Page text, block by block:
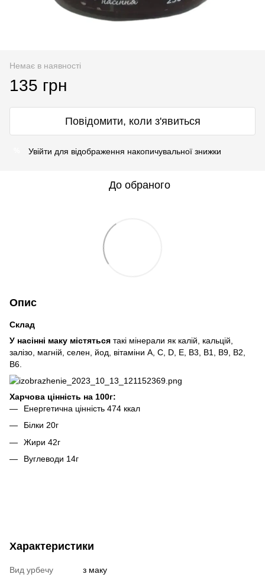
Немає в наявності
135 грн
Повідомити, коли з'явиться
Увійти для відображення накопичувальної знижки
До обраного
Опис
Склад
У насінні маку містяться такі мінерали як калій, кальцій,
залізо, магній, селен, йод, вітаміни A, C, D, E, В3, В1, В9, В2,
В6.
Харчова цінність на 100г:
Енергетична цінність 474 ккал
Білки 20г
Жири 42г
Вуглеводи 14г
Характеристики
Вид урбечу з маку